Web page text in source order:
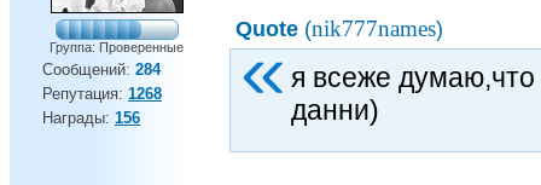
Группа: Проверенные
Сообщений: 284
Репутация: 1268
Награды: 156
Quote (nik777names)
я всеже думаю,что
данни)